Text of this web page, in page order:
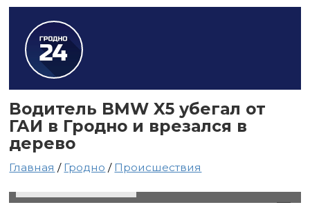
Водитель BMW X5 убегал от
ГАИ в Гродно и врезался в
дерево
Главная / Гродно / Происшествия